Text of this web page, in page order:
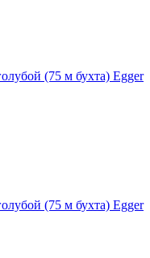
(75 м бухта) Egger
(75 м бухта) Egger